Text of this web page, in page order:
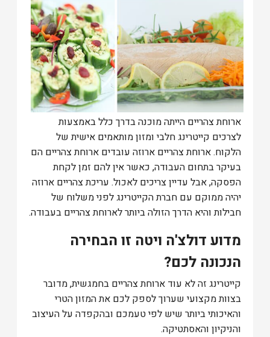
ארוחת צהריים הייתה מוכנה בדרך כלל באמצעות
לצרכים קייטרינג חלבי ומזון מותאמים אישית של
הלקוח. ארוחת צהריים ארוזה עובדים ארוחת צהריים הם
בעיקר בתחום העבודה, כאשר אין להם זמן לקחת
הפסקה, אבל עדיין צריכים לאכול. עריכת צהריים ארוזה
יהיה ממוקם עם חברת הקייטרינג לפני משלוח של
חבילות והיא הדרך הזולה ביותר לארוחת צהריים בעבודה.
מדוע דולצ'ה ויטה זו הבחירה
הנכונה לכם?
קייטרינג זה לא עוד ארוחת צהריים בחמגשית, מדובר
בצוות מקצועי שערוך לספק לכם את המזון הטרי
והאיכותי ביותר שיש לפי טעמכם ובהקפדה על העיצוב
והניקיון והאסתטיקה.